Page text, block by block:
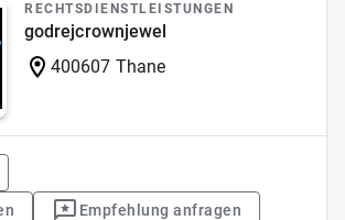
RECHTSDIENSTLEISTUNGEN
godrejcrownjewel
400607 Thane
Empfehlung anfragen